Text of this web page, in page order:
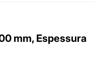
mm, Espessura